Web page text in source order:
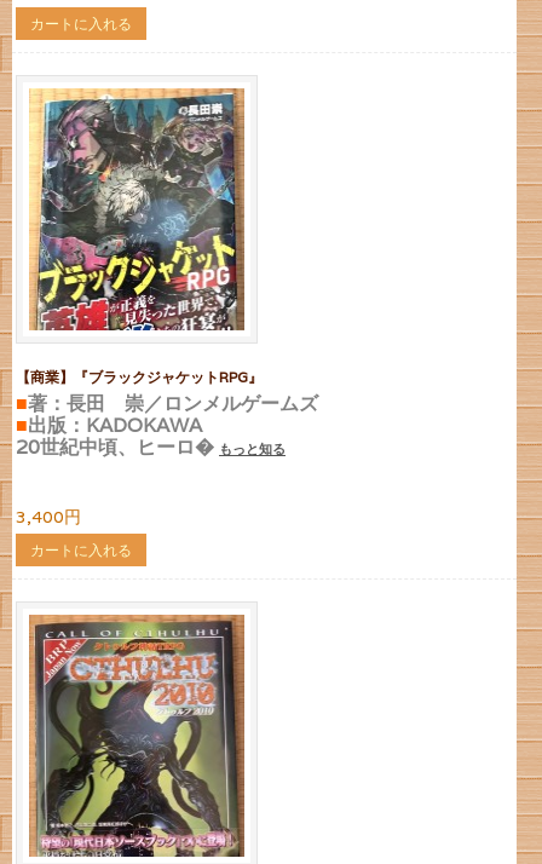
カートに入れる
【商業】『ブラックジャケットRPG』
■著：長田 崇／ロンメルゲームズ
■出版：KADOKAWA
20世紀中頃、ヒーロ� もっと知る
3,400円
カートに入れる